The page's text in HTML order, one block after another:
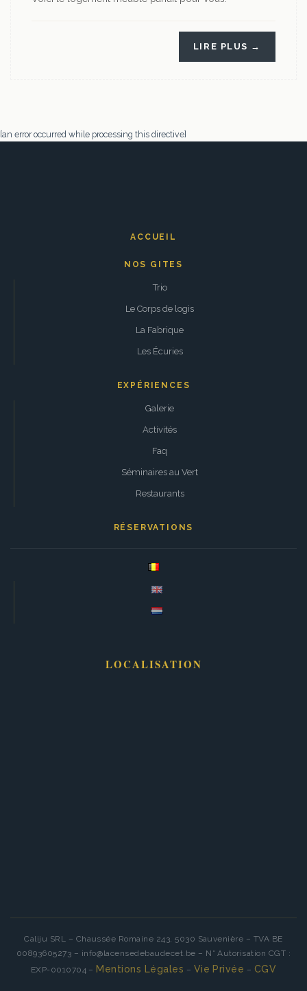
LIRE PLUS →
[an error occurred while processing this directive]
ACCUEIL
NOS GITES
Trio
Le Corps de logis
La Fabrique
Les Écuries
EXPÉRIENCES
Galerie
Activités
Faq
Séminaires au Vert
Restaurants
RÉSERVATIONS
LOCALISATION
Caliju SRL – Chaussée Romaine 243, 5030 Sauvenière – TVA BE
00893605273 – info@lacensedebaudecet.be – N° Autorisation CGT :
EXP-0010704 – Mentions Légales – Vie Privée – CGV